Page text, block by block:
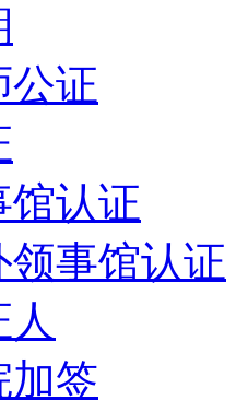
公证
馆认证
领事馆认证
加签